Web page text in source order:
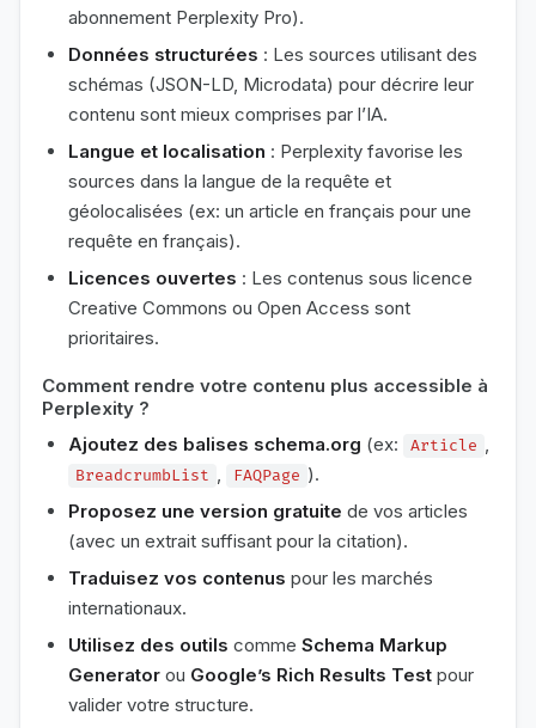
abonnement Perplexity Pro).
Données structurées : Les sources utilisant des
schémas (JSON-LD, Microdata) pour décrire leur
contenu sont mieux comprises par l’IA.
Langue et localisation : Perplexity favorise les
sources dans la langue de la requête et
géolocalisées (ex: un article en français pour une
requête en français).
Licences ouvertes : Les contenus sous licence
Creative Commons ou Open Access sont
prioritaires.
Comment rendre votre contenu plus accessible à
Perplexity ?
Ajoutez des balises schema.org (ex: Article ,
BreadcrumbList , FAQPage ).
Proposez une version gratuite de vos articles
(avec un extrait suffisant pour la citation).
Traduisez vos contenus pour les marchés
internationaux.
Utilisez des outils comme Schema Markup
Generator ou Google’s Rich Results Test pour
valider votre structure.